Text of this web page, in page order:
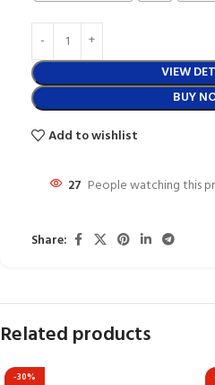
VIEW
BUY
Add to wishlist
27 People watching this
Share:
Related products
-30%